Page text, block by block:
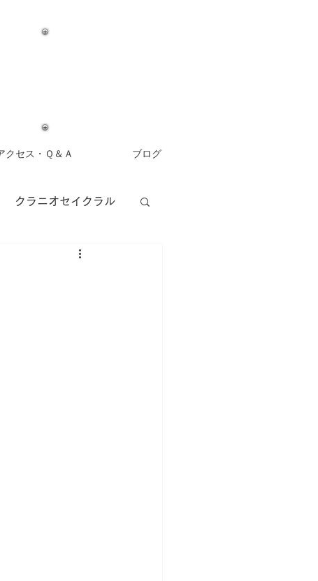
クセス・Ｑ＆Ａ ブログ
クラニオセイクラル
アロマセラピー